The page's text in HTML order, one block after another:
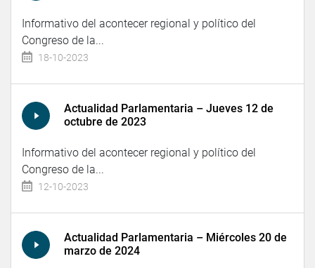
Informativo del acontecer regional y político del
Congreso de la...
18-10-2023
Actualidad Parlamentaria – Jueves 12 de
octubre de 2023
Informativo del acontecer regional y político del
Congreso de la...
12-10-2023
Actualidad Parlamentaria – Miércoles 20 de
marzo de 2024